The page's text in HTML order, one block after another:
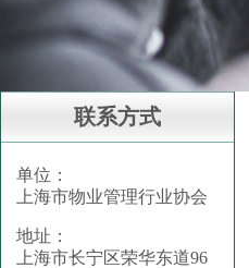
联系方式
单位：
上海市物业管理行业协会
地址：
上海市长宁区荣华东道96